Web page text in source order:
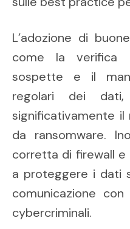
L’adozione di
come la verifica
sospette e il
regolari dei
significativamente
da ransomware.
corretta di firewall
a proteggere i dati
comunicazione
cybercriminali.